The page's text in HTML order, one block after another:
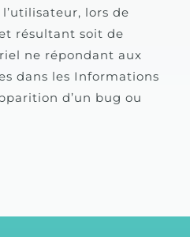
lors de
résultant soit de
ne répondant aux
dans les Informations
d’un bug ou